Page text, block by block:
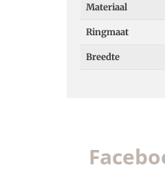
Materiaal
Ringmaat
Breedte